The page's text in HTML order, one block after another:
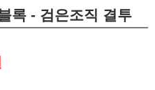
록 - 검은조직 결투